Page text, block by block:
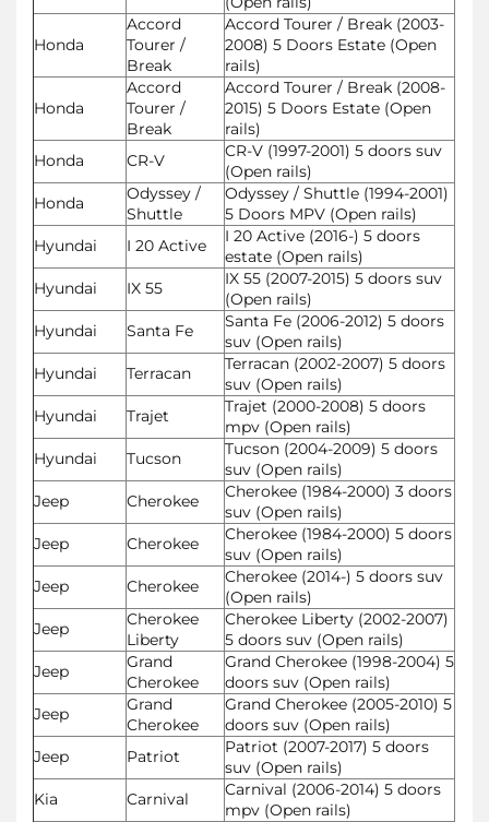
Honda
Accord
Tourer /
Break
Accord Tourer / Break (2003-
2008) 5 Doors Estate (Open
rails)
Honda
Accord
Tourer /
Break
Accord Tourer / Break (2008-
2015) 5 Doors Estate (Open
rails)
Honda
CR-V
CR-V (1997-2001) 5 doors suv
(Open rails)
Honda
Odyssey /
Shuttle
Odyssey / Shuttle (1994-2001)
5 Doors MPV (Open rails)
Hyundai
I 20 Active
I 20 Active (2016-) 5 doors
estate (Open rails)
Hyundai
IX 55
IX 55 (2007-2015) 5 doors suv
(Open rails)
Hyundai
Santa Fe
Santa Fe (2006-2012) 5 doors
suv (Open rails)
Hyundai
Terracan
Terracan (2002-2007) 5 doors
suv (Open rails)
Hyundai
Trajet
Trajet (2000-2008) 5 doors
mpv (Open rails)
Hyundai
Tucson
Tucson (2004-2009) 5 doors
suv (Open rails)
Jeep
Cherokee
Cherokee (1984-2000) 3 doors
suv (Open rails)
Jeep
Cherokee
Cherokee (1984-2000) 5 doors
suv (Open rails)
Jeep
Cherokee
Cherokee (2014-) 5 doors suv
(Open rails)
Jeep
Cherokee
Liberty
Cherokee Liberty (2002-2007)
5 doors suv (Open rails)
Jeep
Grand
Cherokee
Grand Cherokee (1998-2004) 5
doors suv (Open rails)
Jeep
Grand
Cherokee
Grand Cherokee (2005-2010) 5
doors suv (Open rails)
Jeep
Patriot
Patriot (2007-2017) 5 doors
suv (Open rails)
Kia
Carnival
Carnival (2006-2014) 5 doors
mpv (Open rails)